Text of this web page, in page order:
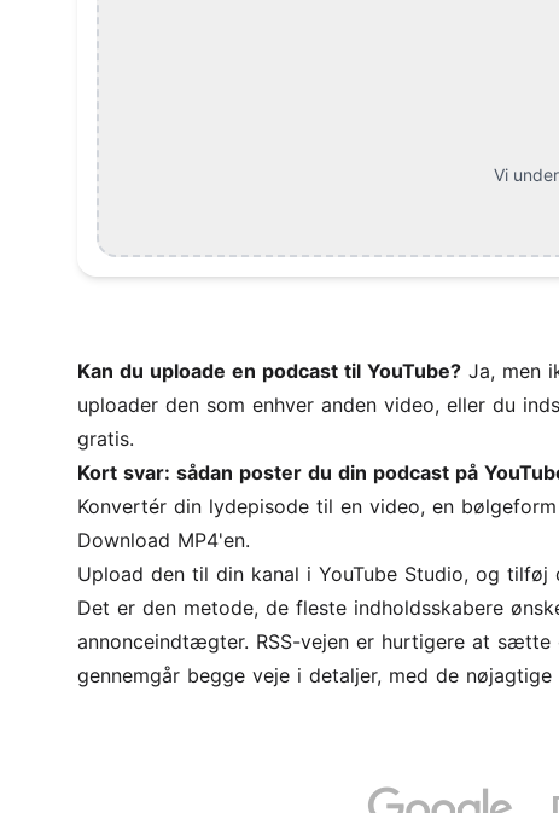
Vi
Kan du uploade en podcast til YouTube? Ja, men
uploader den som enhver anden video, eller du
gratis.
Kort svar: sådan poster du din podcast på
Konvertér din lydepisode til en video, en
Download MP4'en.
Upload den til din kanal i YouTube Studio, og
Det er den metode, de fleste indholdsskabere
annonceindtægter. RSS-vejen er hurtigere at
gennemgår begge veje i detaljer, med de